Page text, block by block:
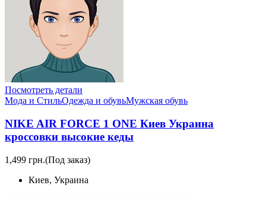
Посмотреть детали
Мода и СтильОдежда и обувьМужская обувь
NIKE AIR FORCE 1 ONE Киев Украина
кроссовки высокие кеды
1,499 грн.(Под заказ)
Киев, Украина